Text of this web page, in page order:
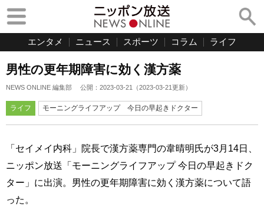
エンタメ ニュース スポーツ コラム ライフ
男性の更年期障害に効く漢方薬
NEWS ONLINE 編集部 公開： 2023-03-21 （2023-03-21更新）
ライフ モーニングライフアップ 今日の早起きドクター
「セイメイ内科」院長で漢方薬専門の韋晴明氏が3月14日、
ニッポン放送「モーニングライフアップ 今日の早起きドク
ター」に出演。男性の更年期障害に効く漢方薬について語
った。